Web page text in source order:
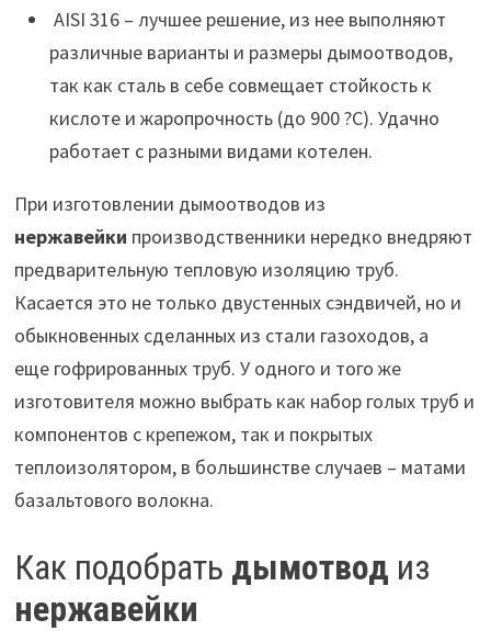
AISI 316 – лучшее решение, из нее выполняют
различные варианты и размеры дымоотводов,
так как сталь в себе совмещает стойкость к
кислоте и жаропрочность (до 900 ?С). Удачно
работает с разными видами котелен.
При изготовлении дымоотводов из
нержавейки производственники нередко внедряют
предварительную тепловую изоляцию труб.
Касается это не только двустенных сэндвичей, но и
обыкновенных сделанных из стали газоходов, а
еще гофрированных труб. У одного и того же
изготовителя можно выбрать как набор голых труб и
компонентов с крепежом, так и покрытых
теплоизолятором, в большинстве случаев – матами
базальтового волокна.
Как подобрать дымотвод из
нержавейки